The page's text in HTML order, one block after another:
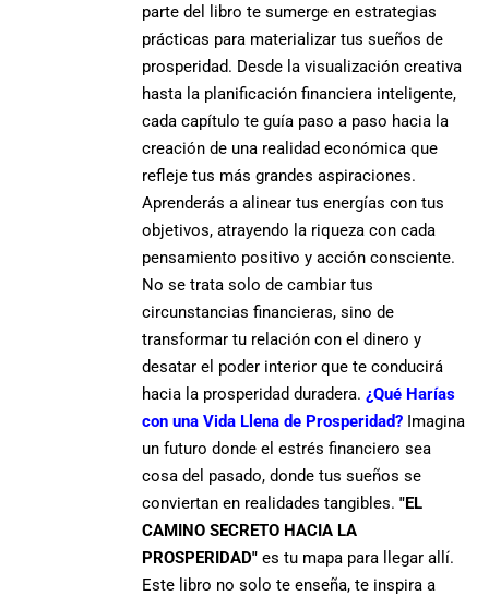
parte del libro te sumerge enestrategias
prácticas para materializar tus sueños de
prosperidad. Desde la visualización creativa
hasta la planificación financiera inteligente,
cada capítulo te guía paso a paso hacia la
creación de una realidad económica que
refleje tus más grandes aspiraciones.
Aprenderás aalinear tus energías con tus
objetivos, atrayendo la riquezacon cada
pensamiento positivo y acción consciente.
No se trata solo de cambiar tus
circunstancias financieras, sino de
transformar tu relación con el dinero y
desatar el poder interior que te conducirá
hacia la prosperidad duradera. ¿Qué Harías
con una Vida Llena de Prosperidad? Imagina
un futuro donde el estrés financiero sea
cosa del pasado,donde tus sueños se
conviertan en realidades tangibles. "EL
CAMINO SECRETO HACIA LA
PROSPERIDAD" es tu mapa para llegar allí.
Este libro no solo te enseña,te inspira a